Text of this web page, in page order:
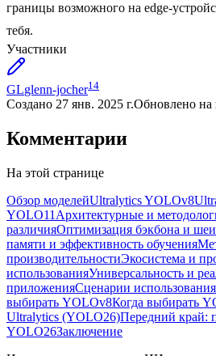
границы возможного на edge-
тебя.
Участники
GLglenn-jocher14
Создано 27 янв. 2025 г.Обновлено на
Комментарии
На этой странице
Обзор моделейUltralytics YOLOv8
YOLO11 Архитектурные и
различияОптимизация бэкбона и
памяти и эффективность обучения
производительностиЭкосистема и
использованияУниверсальность и
приложенияСценарии
выбирать YOLOv8Когда выбирать
Ultralytics (YOLO26)Передний край:
YOLO26Заключение